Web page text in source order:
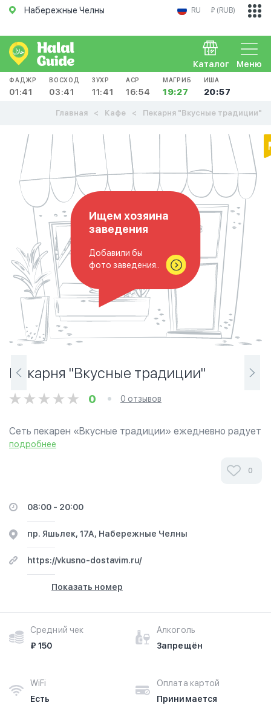
Набережные Челны RU ₽ (RUB)
Меню
Каталог
ФАДЖР
01:41
ВОСХОД
03:41
ЗУХР
11:41
АСР
16:54
МАГРИБ
19:27
ИША
20:57
Главная Кафе Пекарня "Вкусные традиции"
Ищем хозяина
заведения
Добавили бы
фото заведения..
Пекарня "Вкусные традиции"
0 0 отзывов
Сеть пекарен «Вкусные традиции» ежедневно радует
людей своей свежей халяль-продукцией! В наличии: 1)
подробнее
0
08:00 - 20:00
пр. Яшьлек, 17А, Набережные Челны
https://vkusno-dostavim.ru/
Показать номер
Средний чек
₽ 150
Алкоголь
Запрещён
WiFi
Есть
Оплата картой
Принимается